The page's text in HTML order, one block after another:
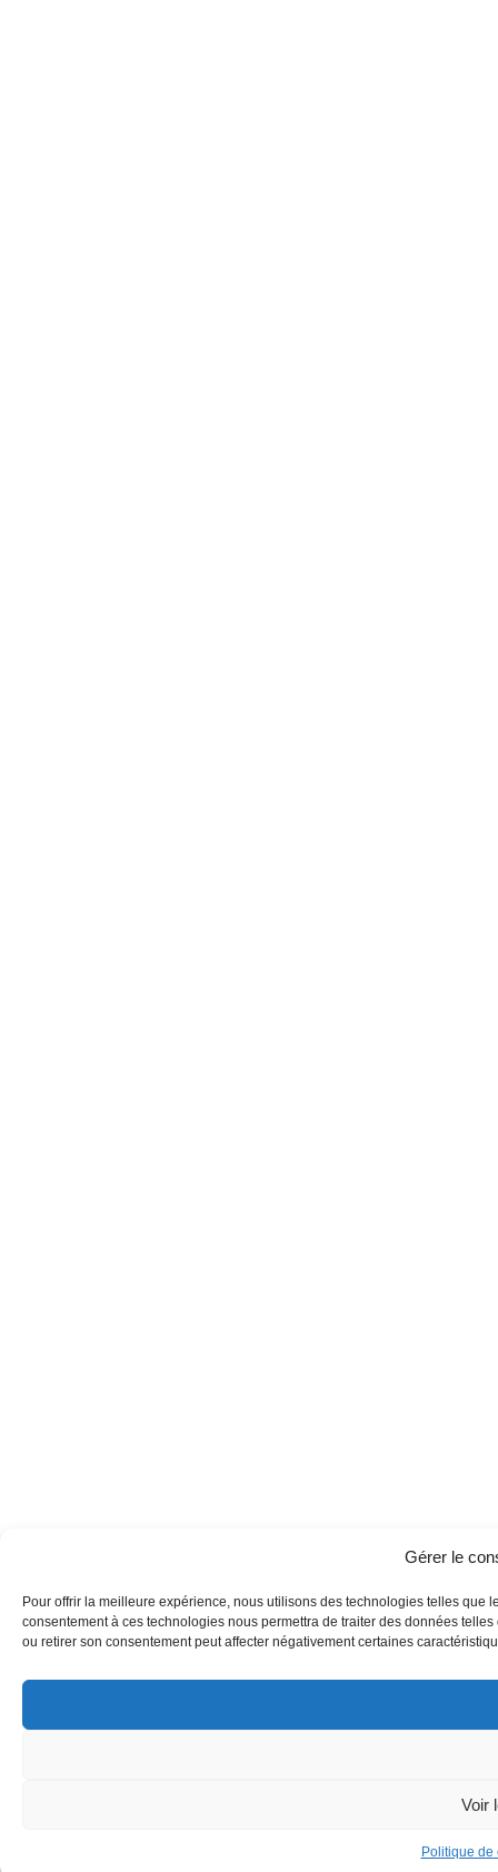
Gérer le
Pour offrir la meilleure expérience, nous utilisons des technologies telles
consentement à ces technologies nous permettra de traiter des données
ou retirer son consentement peut affecter négativement certaines
Voir
Politique de